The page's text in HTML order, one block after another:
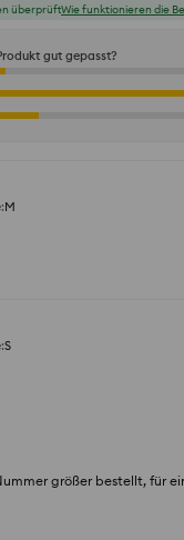
überprüftWie funktionieren die
gut gepasst?
:M
:S
größer bestellt, für